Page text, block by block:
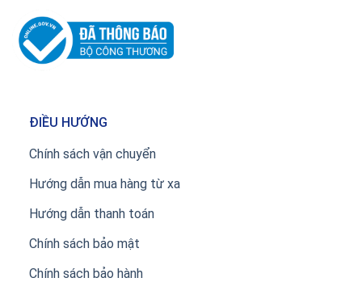
ĐIỀU HƯỚNG
Chính sách vận chuyển
Hướng dẫn mua hàng từ xa
Hướng dẫn thanh toán
Chính sách bảo mật
Chính sách bảo hành